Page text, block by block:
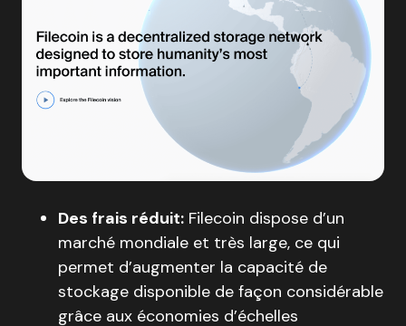
Des frais réduit: Filecoin dispose d’un
marché mondiale et très large, ce qui
permet d’augmenter la capacité de
stockage disponible de façon considérable
grâce aux économies d’échelles